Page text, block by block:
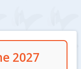
2027